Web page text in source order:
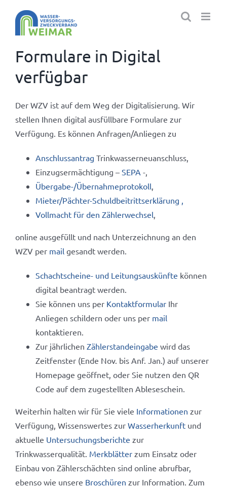
Inhalt
springen
Formulare in Digital
verfügbar
Der WZV ist auf dem Weg der Digitalisierung. Wir
stellen Ihnen digital ausfüllbare Formulare zur
Verfügung. Es können Anfragen/Anliegen zu
Anschlussantrag Trinkwasserneuanschluss,
Einzugsermächtigung – SEPA -,
Übergabe-/Übernahmeprotokoll,
Mieter/Pächter-Schuldbeitrittserklärung ,
Vollmacht für den Zählerwechsel,
online ausgefüllt und nach Unterzeichnung an den
WZV per mailgesandt werden.
Schachtscheine- und Leitungsauskünfte können
digital beantragt werden.
Sie können uns per KontaktformularIhr
Anliegen schildern oder uns per mail
kontaktieren.
Zur jährlichen Zählerstandeingabe wird das
Zeitfenster (Ende Nov. bis Anf. Jan.) auf unserer
Homepage geöffnet, oder Sie nutzen den QR
Code auf dem zugestellten Ableseschein.
Weiterhin halten wir für Sie viele Informationen zur
Verfügung, Wissenswertes zur Wasserherkunftund
aktuelle Untersuchungsberichte zur
Trinkwasserqualität. Merkblätterzum Einsatz oder
Einbau von Zählerschächten sind online abrufbar,
ebenso wie unsere Broschüren zur Information. Zum